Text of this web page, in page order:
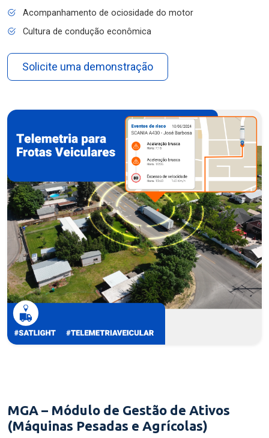
Acompanhamento de ociosidade do motor
Cultura de condução econômica
Solicite uma demonstração
MGA – Módulo de Gestão de Ativos
(Máquinas Pesadas e Agrícolas)